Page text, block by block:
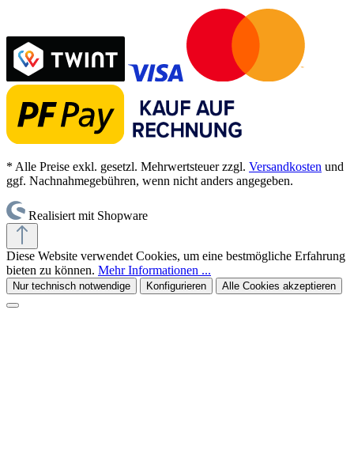
* Alle Preise exkl. gesetzl. Mehrwertsteuer zzgl. Versandkosten und
ggf. Nachnahmegebühren, wenn nicht anders angegeben.
Realisiert mit Shopware
Diese Website verwendet Cookies, um eine bestmögliche Erfahrung
bieten zu können. Mehr Informationen ...
Nur technisch notwendige Konfigurieren Alle Cookies akzeptieren